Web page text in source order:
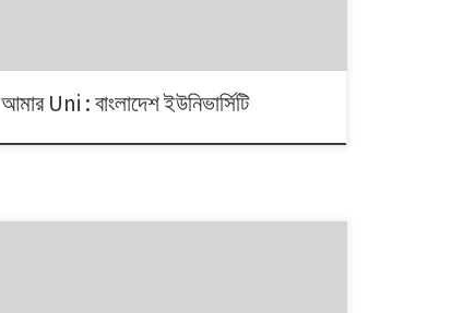
আমার Uni : বাংলাদেশ ইউনিভার্সিটি